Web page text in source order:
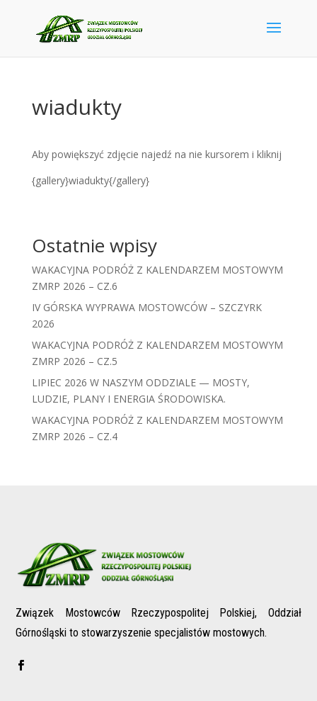
wiadukty
Aby powiększyć zdjęcie najedź na nie kursorem i kliknij
{gallery}wiadukty{/gallery}
Ostatnie wpisy
WAKACYJNA PODRÓŻ Z KALENDARZEM MOSTOWYM
ZMRP 2026 – CZ.6
IV GÓRSKA WYPRAWA MOSTOWCÓW – SZCZYRK
2026
WAKACYJNA PODRÓŻ Z KALENDARZEM MOSTOWYM
ZMRP 2026 – CZ.5
LIPIEC 2026 W NASZYM ODDZIALE — MOSTY,
LUDZIE, PLANY I ENERGIA ŚRODOWISKA.
WAKACYJNA PODRÓŻ Z KALENDARZEM MOSTOWYM
ZMRP 2026 – CZ.4
Związek Mostowców Rzeczypospolitej Polskiej, Oddział
Górnośląski to stowarzyszenie specjalistów mostowych.